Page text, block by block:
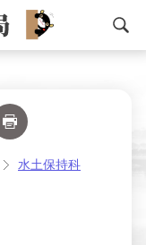
水土保持科